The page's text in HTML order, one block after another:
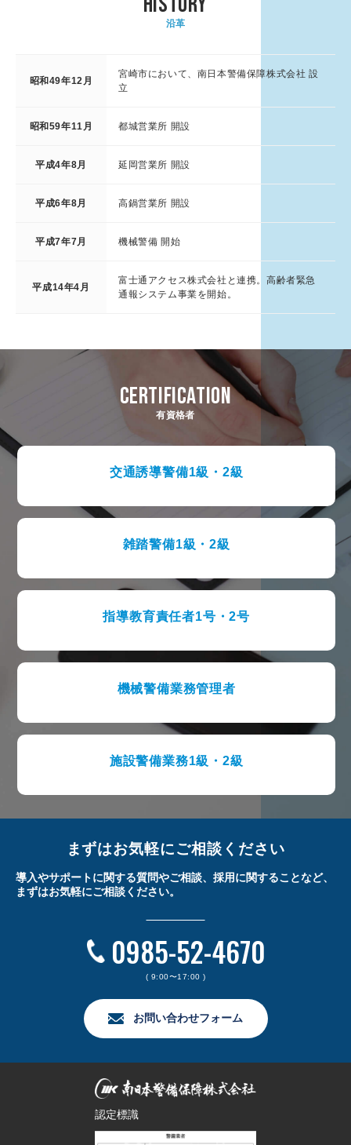
沿革
昭和49年12月
宮崎市において、南日本警備保障株式会社 設
立
昭和59年11月 都城営業所 開設
平成4年8月 延岡営業所 開設
平成6年8月 高鍋営業所 開設
平成7年7月 機械警備 開始
平成14年4月
富士通アクセス株式会社と連携。高齢者緊急
通報システム事業を開始。
CERTIFICATION
有資格者
交通誘導警備1級・2級
雑踏警備1級・2級
指導教育責任者1号・2号
機械警備業務管理者
施設警備業務1級・2級
まずはお気軽にご相談ください
導入やサポートに関する質問やご相談、採用に関することなど、
まずはお気軽にご相談ください。
0985-52-4670
( 9:00〜17:00 )
お問い合わせフォーム
認定標識